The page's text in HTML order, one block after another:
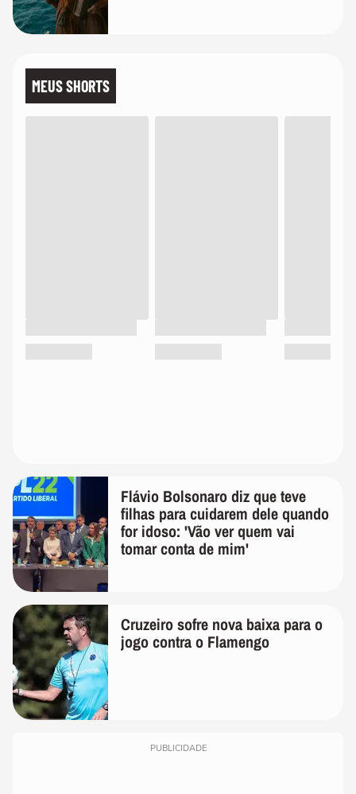
MEUS SHORTS
Flávio Bolsonaro diz que teve
filhas para cuidarem dele quando
for idoso: 'Vão ver quem vai
tomar conta de mim'
Cruzeiro sofre nova baixa para o
jogo contra o Flamengo
PUBLICIDADE